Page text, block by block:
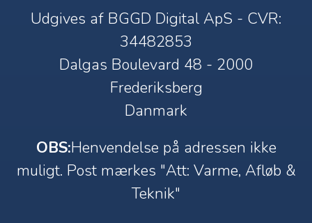
Udgives af BGGD Digital ApS - CVR:
34482853
Dalgas Boulevard 48 - 2000
Frederiksberg
Danmark
OBS:Henvendelse på adressen ikke
muligt. Post mærkes "Att: Varme, Afløb &
Teknik"